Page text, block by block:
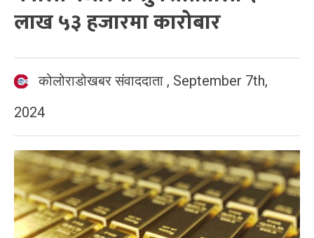
लाख ५३ हजारमा कारोबार
कोलोराडोखबर संवाददाता , September 7th,
2024